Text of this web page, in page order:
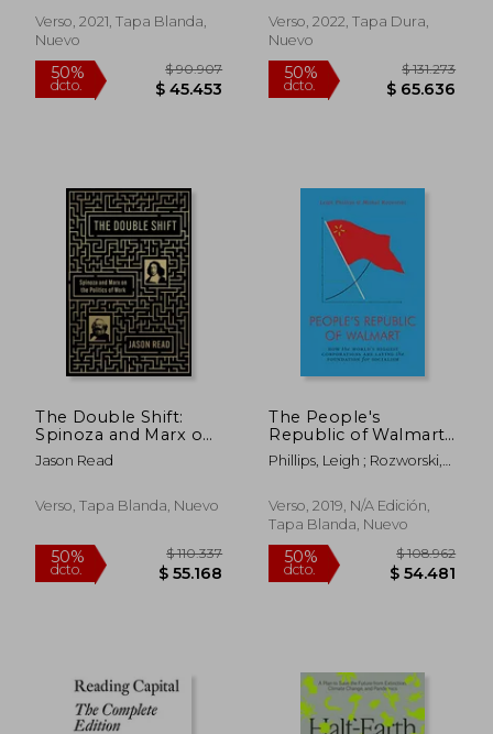
50% 50%
Verso, 2021, Tapa Blanda,
Nuevo
Verso, 2022, Tapa Dura,
Nuevo
The Double Shift:
Spinoza and Marx on
the Politics of Work
(en Inglés)
Jason Read
Verso, Tapa Blanda, Nuevo
The People's
Republic of Walmart:
How the World's
Biggest Corporations
Foundation for
Socialism (Jacobin)
Phillips, Leigh ; Rozworski,
Verso, 2019, N/A Edición,
Tapa Blanda, Nuevo